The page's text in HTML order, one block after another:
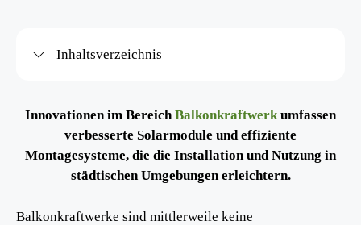
Inhaltsverzeichnis
Innovationen im BereichBalkonkraftwerkumfassen
verbesserte Solarmodule und effiziente
Montagesysteme, die die Installation und Nutzung in
städtischen Umgebungen erleichtern.
Balkonkraftwerke sind mittlerweile keine